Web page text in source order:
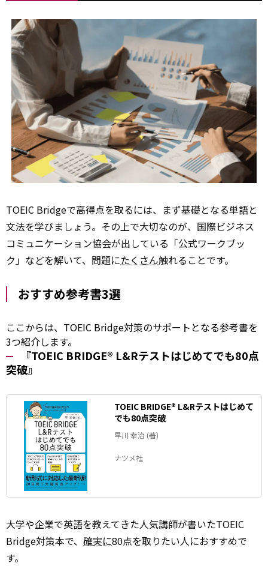
TOEIC Bridgeで高得点を取るには、まず基礎となる単語と
文法を学びましょう。その上で大切なのが、国際ビジネス
コミュニケーション協会が出している「公式ワークブッ
ク」などを解いて、問題にたくさん触れることです。
おすすめ参考書3選
ここからは、TOEIC Bridge対策のサポートとなる参考書を
3つ紹介します。
『TOEIC BRIDGE® L&Rテストはじめてでも80点
突破』
TOEIC BRIDGE® L&Rテストはじめて
でも80点突破
早川 幸治 (著)
ナツメ社
大学や企業で英語を教えてきた人気講師が書いたTOEIC
Bridge対策本で、 確実に80点を取りたい人におすすめで
す。